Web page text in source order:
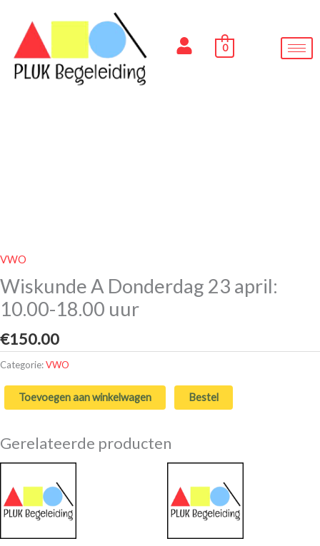
inhoud
0
VWO
Wiskunde A Donderdag 23 april:
10.00-18.00 uur
€150.00
Categorie:VWO
Toevoegen aan winkelwagen Bestel
Gerelateerde producten